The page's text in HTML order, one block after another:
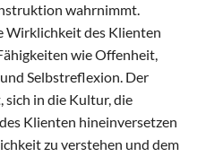
wahrnimmt.
Wirklichkeit des Klienten
wie Offenheit,
Selbstreflexion. Der
sich in die Kultur, die
Klienten hineinversetzen
zu verstehen und dem